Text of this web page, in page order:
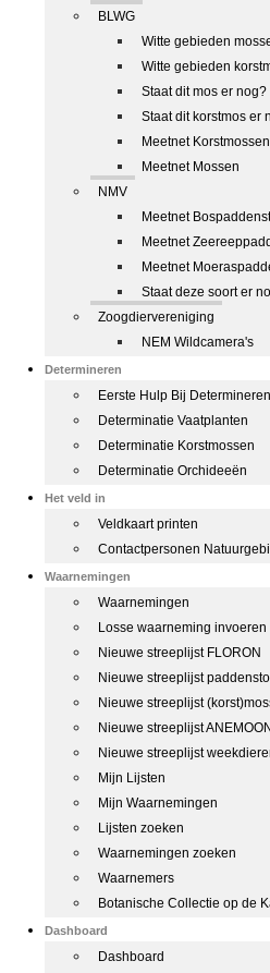
BLWG
Witte gebieden
Witte gebieden
Staat dit mos er nog?
Staat dit korstmos er
Meetnet Korstmossen
Meetnet Mossen
NMV
Meetnet
Meetnet
Meetnet
Staat deze soort er
Zoogdiervereniging
NEM Wildcamera's
Determineren
Eerste Hulp Bij Determineren
Determinatie Vaatplanten
Determinatie Korstmossen
Determinatie Orchideeën
Het veld in
Veldkaart printen
Contactpersonen
Waarnemingen
Waarnemingen
Losse waarneming invoeren
Nieuwe streeplijst FLORON
Nieuwe streeplijst
Nieuwe streeplijst
Nieuwe streeplijst ANEMOON
Nieuwe streeplijst
Mijn Lijsten
Mijn Waarnemingen
Lijsten zoeken
Waarnemingen zoeken
Waarnemers
Botanische Collectie op de
Dashboard
Dashboard